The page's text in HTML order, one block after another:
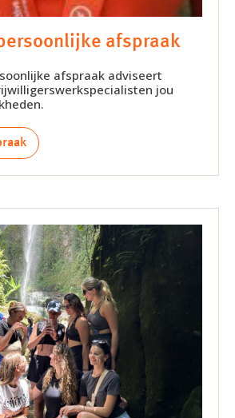
afspraak
afspraak adviseert
jou